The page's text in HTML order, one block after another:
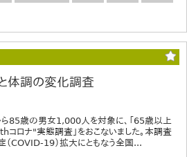
体調の変化調査
ら85歳の男女1,000人を対象に、「65歳以上
ロナ"実態調査」をおこないました。本調査
（COVID-19）拡大にともなう全国...